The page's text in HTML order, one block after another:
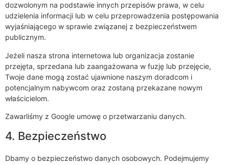
dozwolonym na podstawie innych przepisów prawa, w celu
udzielenia informacji lub w celu przeprowadzenia postępowania
wyjaśniającego w sprawie związanej z bezpieczeństwem
publicznym.
Jeżeli nasza strona internetowa lub organizacja zostanie
przejęta, sprzedana lub zaangażowana w fuzję lub przejęcie,
Twoje dane mogą zostać ujawnione naszym doradcom i
potencjalnym nabywcom oraz zostaną przekazane nowym
właścicielom.
Zawarliśmy z Google umowę o przetwarzaniu danych.
4. Bezpieczeństwo
Dbamy o bezpieczeństwo danych osobowych. Podejmujemy